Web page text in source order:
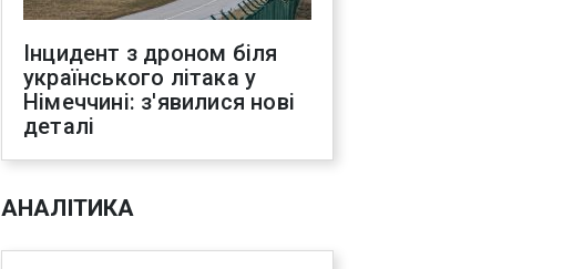
Інцидент з дроном біля
українського літака у
Німеччині: з'явилися нові
деталі
АНАЛІТИКА